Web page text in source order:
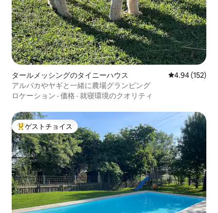
タールメッシングのタイニーハウス レビュー152
4.94 (152)
アルパカやヤギと一緒に農場グランピング
ロケーション · 価格 · 就寝環境のクオリティ
大好評のゲストチョイスです。
ゲストチョイス